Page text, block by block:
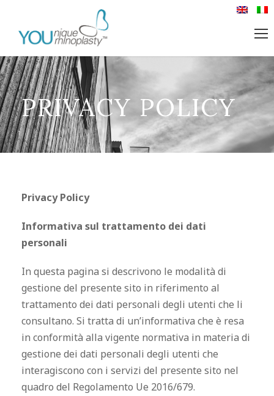
PRIVACY POLICY
Privacy Policy
Informativa sul trattamento dei dati
personali
In questa pagina si descrivono le modalità di
gestione del presente sito in riferimento al
trattamento dei dati personali degli utenti che li
consultano. Si tratta di un’informativa che è resa
in conformità alla vigente normativa in materia di
gestione dei dati personali degli utenti che
interagiscono con i servizi del presente sito nel
quadro del Regolamento Ue 2016/679.